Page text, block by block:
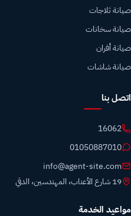
صيانة ثلاجات
صيانة سخانات
صيانة أفران
صيانة شاشات
اتصل بنا
16062
01050887010
info@agent-site.com
19 شارع الأعناب، المهندسين، الدقي
مواعيد الخدمة